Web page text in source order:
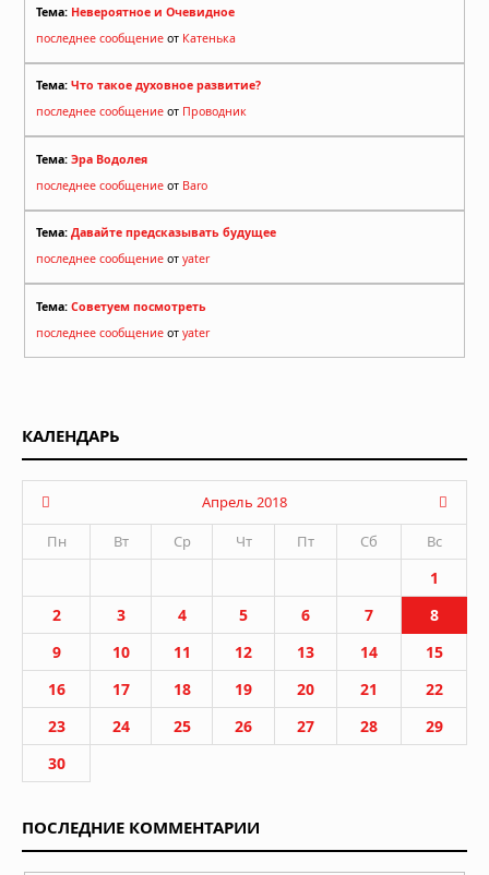
Тема: Невероятное и Очевидное
последнее сообщение от Катенька
Тема: Что такое духовное развитие?
последнее сообщение от Проводник
Тема: Эра Водолея
последнее сообщение от Baro
Тема: Давайте предсказывать будущее
последнее сообщение от yater
Тема: Советуем посмотреть
последнее сообщение от yater
КАЛЕНДАРЬ
Апрель 2018
Пн
Вт Ср Чт Пт Сб Вс
1
2
3 4 5 6 7
8
9
10 11 12 13 14
15
16
17 18 19 20 21
22
23
24 25 26 27 28
29
30
ПОСЛЕДНИЕ КОММЕНТАРИИ